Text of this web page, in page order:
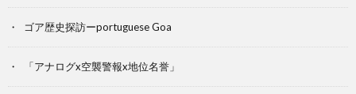
ゴア歴史探訪ーportuguese Goa
「アナログx空襲警報x地位名誉」